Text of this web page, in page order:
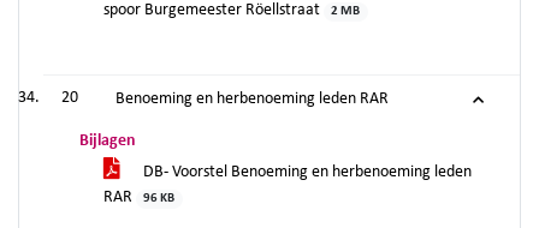
spoor Burgemeester Röellstraat
2 MB
20 Benoeming en herbenoeming leden RAR
Bijlagen
DB- Voorstel Benoeming en herbenoeming leden
RAR
96 KB